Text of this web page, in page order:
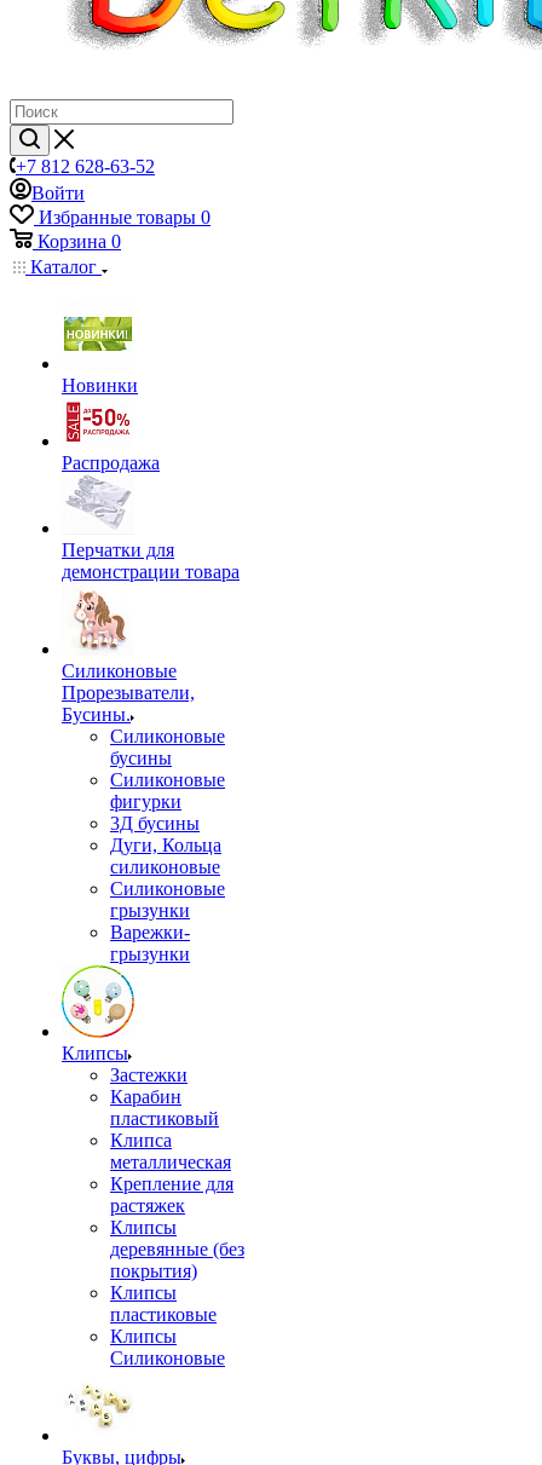
+7 812 628-63-52
Войти
Избранные товары 0
Корзина 0
Каталог
Новинки
Распродажа
Перчатки для
демонстрации товара
Силиконовые
Прорезыватели,
Бусины.
Силиконовые
бусины
Силиконовые
фигурки
3Д бусины
Дуги, Кольца
силиконовые
Силиконовые
грызунки
Варежки-
грызунки
Клипсы
Застежки
Карабин
пластиковый
Клипса
металлическая
Крепление для
растяжек
Клипсы
деревянные (без
покрытия)
Клипсы
пластиковые
Клипсы
Силиконовые
Буквы, цифры